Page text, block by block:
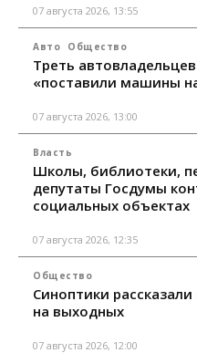
07 августа 2026, 13:55
Авто Общество
Треть
«поставили машины
07 августа 2026, 13:00
Власть
Школы, библиотеки,
депутаты Госдумы
социальных объектах
07 августа 2026, 12:35
Общество
Синоптики
на выходных
07 августа 2026, 12:00